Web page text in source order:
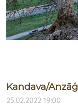
Kandava/
25.02.2022 19:00